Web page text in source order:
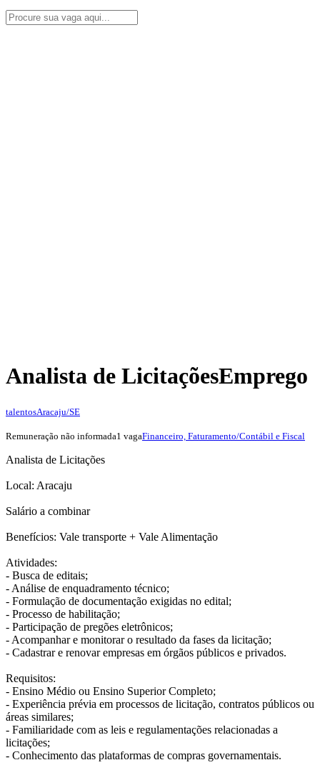
Analista de LicitaçõesEmprego
talentosAracaju/SE
Remuneração não informada1 vagaFinanceiro, Faturamento/Contábil e Fiscal
Analista de Licitações
Local: Aracaju
Salário a combinar
Benefícios: Vale transporte + Vale Alimentação
Atividades:
- Busca de editais;
- Análise de enquadramento técnico;
- Formulação de documentação exigidas no edital;
- Processo de habilitação;
- Participação de pregões eletrônicos;
- Acompanhar e monitorar o resultado da fases da licitação;
- Cadastrar e renovar empresas em órgãos públicos e privados.
Requisitos:
- Ensino Médio ou Ensino Superior Completo;
- Experiência prévia em processos de licitação, contratos públicos ou
áreas similares;
- Familiaridade com as leis e regulamentações relacionadas a
licitações;
- Conhecimento das plataformas de compras governamentais.